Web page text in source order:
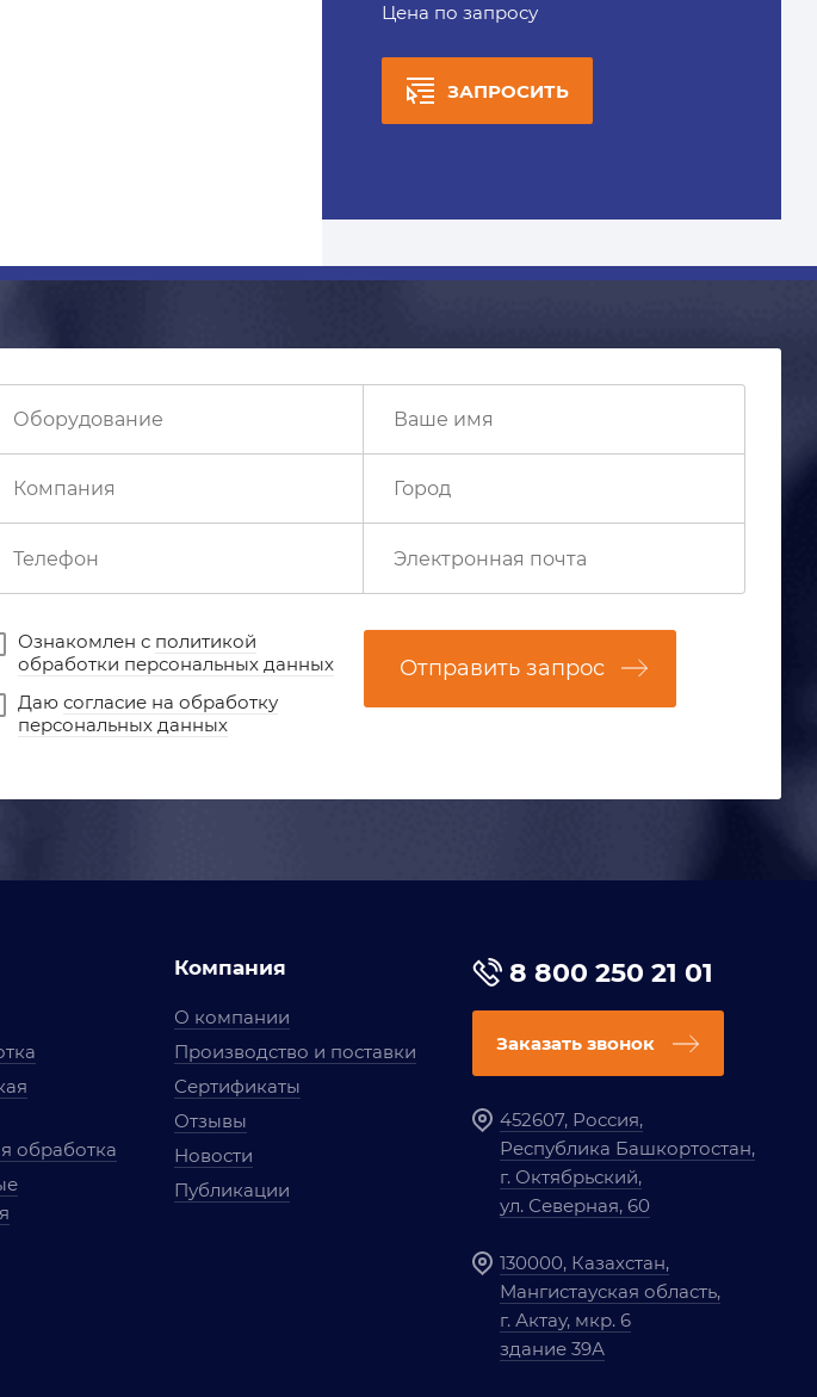
Цена по запросу
ЗАПРОСИТЬ
Ознакомлен с политикой
обработки персональных данных
Даю согласие на обработку
персональных данных
Отправить запрос
обработка
Компания
О компании
Производство и поставки
Сертификаты
Отзывы
Новости
Публикации
8 800 250 21 01
Заказать звонок
452607, Россия,
Республика Башкортостан,
г. Октябрьский,
ул. Северная, 60
130000, Казахстан,
Мангистауская область,
г. Актау, мкр. 6
здание 39А